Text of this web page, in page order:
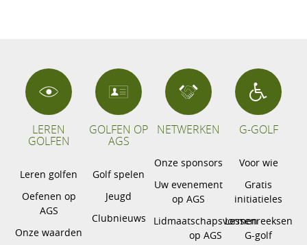
LEREN
GOLFEN
Leren golfen
Oefenen op
AGS
Onze waarden
GOLFEN OP
AGS
Golf spelen
Jeugd
Clubnieuws
NETWERKEN
Onze sponsors
Uw evenement
op AGS
Lidmaatschapsvormen
op AGS
G-GOLF
Voor wie
Gratis
initiatieles
Lessenreeksen
G-golf